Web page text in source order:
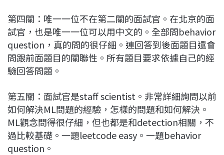
第四關：唯一一位不在第二關的面試官。在北京的面
試官，也是唯一一位可以用中文的。全部問behavior
question，真的問的很仔細。連回答到後面題目還會
問跟前面題目的關聯性。所有題目要求依據自己的經
驗回答問題。
第五關：面試官是staff scientist。非常詳細詢問以前
如何解決ML問題的經驗，怎樣的問題和如何解決。
ML觀念問得很仔細，但也都是和detection相關，不
過比較基礎。一題leetcode easy。一題behavior
question。